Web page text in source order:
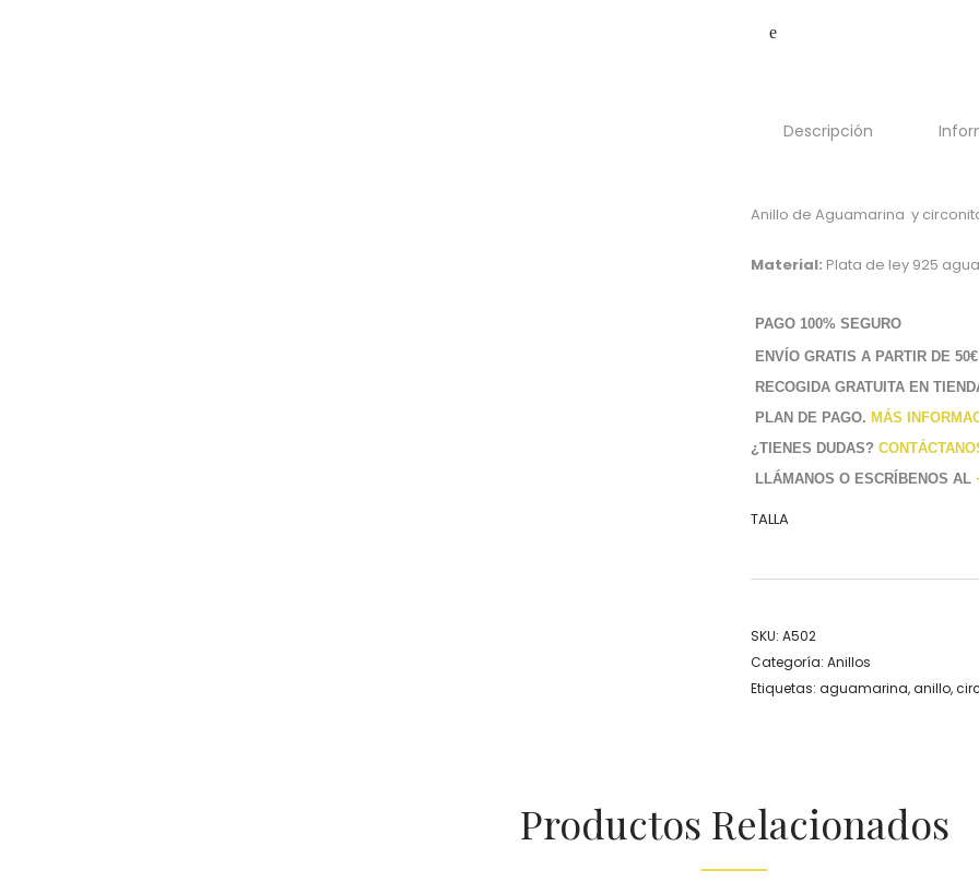
Descripción
Anillo de Aguamarina y
Material: Plata de ley 925
PAGO 100% SEGURO
ENVÍO GRATIS A PARTIR DE 50€
RECOGIDA GRATUITA EN
PLAN DE PAGO. MÁS
¿TIENES DUDAS?
LLÁMANOS O ESCRÍBENOS AL
TALLA
SKU: A502
Categoría: Anillos
Etiquetas: aguamarina,anillo,
Productos Relacionados